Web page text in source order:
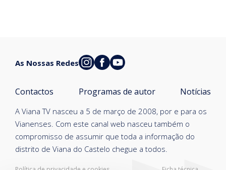
A Viana TV nasceu a 5 de março de 2008, por e para os
Vianenses. Com este canal web nasceu também o
compromisso de assumir que toda a informação do
distrito de Viana do Castelo chegue a todos.
Contactos Programas de autor Notícias
As Nossas Redes